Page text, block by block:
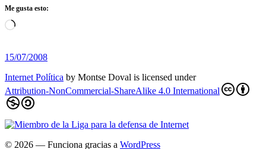
Me gusta esto:
Cargando...
15/07/2008
Internet Política by Montse Doval is licensed under
Attribution-NonCommercial-ShareAlike 4.0 International
© 2026 — Funciona gracias a WordPress